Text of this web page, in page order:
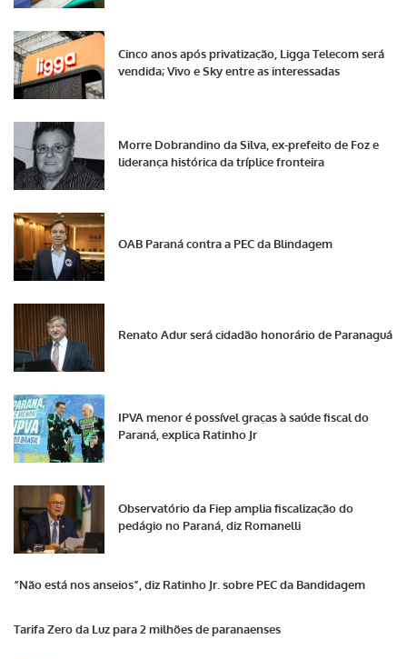
Cinco anos após privatização, Ligga Telecom será
vendida; Vivo e Sky entre as interessadas
Morre Dobrandino da Silva, ex-prefeito de Foz e
liderança histórica da tríplice fronteira
OAB Paraná contra a PEC da Blindagem
Renato Adur será cidadão honorário de Paranaguá
IPVA menor é possível graças à saúde fiscal do
Paraná, explica Ratinho Jr
Observatório da Fiep amplia fiscalização do
pedágio no Paraná, diz Romanelli
“Não está nos anseios”, diz Ratinho Jr. sobre PEC da Bandidagem
Tarifa Zero da Luz para 2 milhões de paranaenses